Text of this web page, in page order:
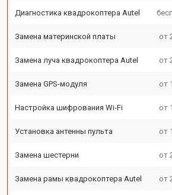
Диагностика квадрокоптера Autel
Замена материнской платы от
Замена луча квадрокоптера Autel от
Замена GPS-модуля от
Настройка шифрования Wi-Fi от
Установка антенны пульта от
Замена шестерни от
Замена рамы квадрокоптера Autel от